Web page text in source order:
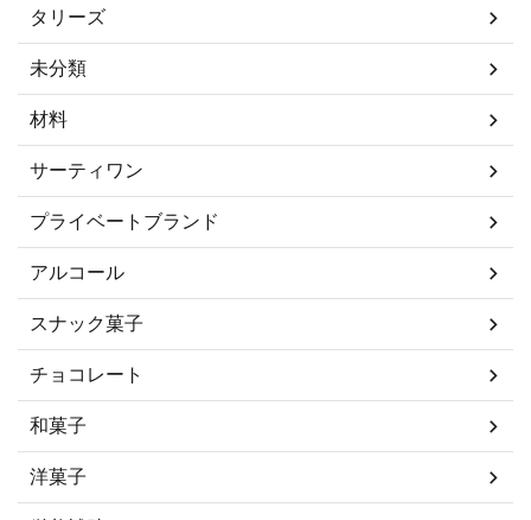
タリーズ
未分類
材料
サーティワン
プライベートブランド
アルコール
スナック菓子
チョコレート
和菓子
洋菓子